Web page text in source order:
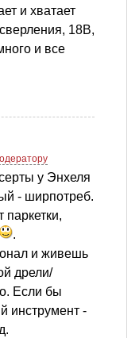
и хватает
18В,
и все
у Энхеля
- ширпотреб.
паркетки,
.
и живешь
дрели/
Если бы
инструмент -